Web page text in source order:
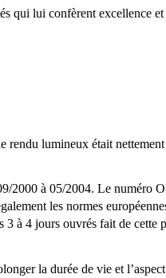
qui lui confèrent excellence
rendu lumineux était
2000 à 05/2004. Le numéro
les normes
à 4 jours ouvrés fait de cette
la durée de vie et